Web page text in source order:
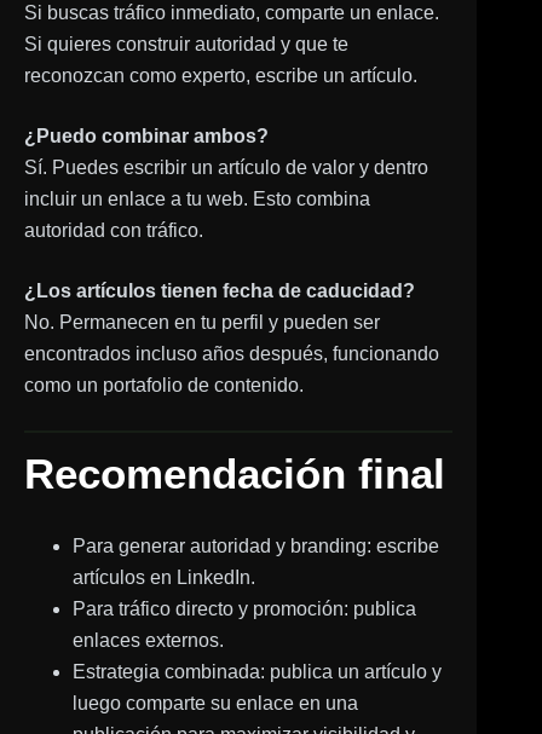
Si buscas tráfico inmediato, comparte un enlace.
Si quieres construir autoridad y que te
reconozcan como experto, escribe un artículo.
¿Puedo combinar ambos?
Sí. Puedes escribir un artículo de valor y dentro
incluir un enlace a tu web. Esto combina
autoridad con tráfico.
¿Los artículos tienen fecha de caducidad?
No. Permanecen en tu perfil y pueden ser
encontrados incluso años después, funcionando
como un portafolio de contenido.
Recomendación final
Para generar autoridad y branding: escribe
artículos en LinkedIn.
Para tráfico directo y promoción: publica
enlaces externos.
Estrategia combinada: publica un artículo y
luego comparte su enlace en una